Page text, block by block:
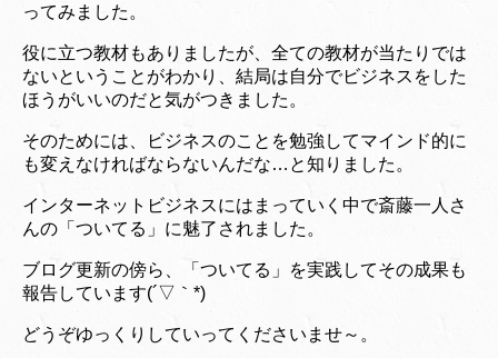
ってみました。
役に立つ教材もありましたが、全ての教材が当たりでは
ないということがわかり、結局は自分でビジネスをした
ほうがいいのだと気がつきました。
そのためには、ビジネスのことを勉強してマインド的に
も変えなければならないんだな…と知りました。
インターネットビジネスにはまっていく中で斎藤一人さ
んの「ついてる」に魅了されました。
ブログ更新の傍ら、「ついてる」を実践してその成果も
報告しています(´▽｀*)
どうぞゆっくりしていってくださいませ～。